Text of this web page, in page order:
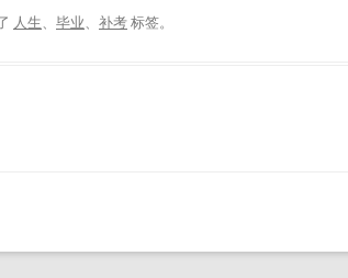
人生、 毕业、 补考标签。